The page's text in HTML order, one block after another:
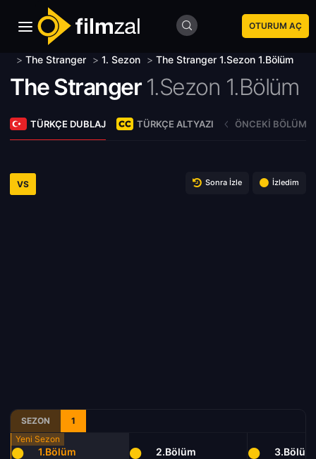
OTURUM AÇ
> The Stranger > 1. Sezon > The Stranger 1.Sezon 1.Bölüm
The Stranger 1.Sezon 1.Bölüm
TÜRKÇE DUBLAJ TÜRKÇE ALTYAZI ÖNCEKI BÖLÜM
VS Sonra İzle İzledim
SEZON 1
1.Bölüm 2.Bölüm 3.Bölüm